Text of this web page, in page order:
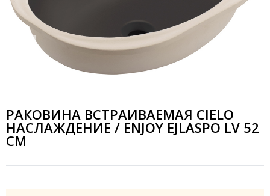
РАКОВИНА ВСТРАИВАЕМАЯ CIELO
НАСЛАЖДЕНИЕ / ENJOY EJLASPO LV 52
СМ